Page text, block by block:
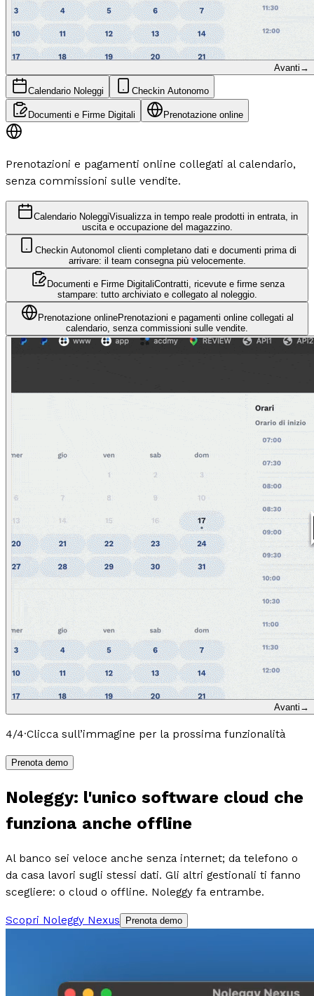
Avanti →
Calendario Noleggi Checkin Autonomo
Documenti e Firme Digitali Prenotazione online
Prenotazioni e pagamenti online collegati al calendario,
senza commissioni sulle vendite.
Calendario NoleggiVisualizza in tempo reale prodotti in entrata, in
uscita e occupazione del magazzino.
Checkin AutonomoI clienti completano dati e documenti prima di
arrivare: il team consegna più velocemente.
Documenti e Firme DigitaliContratti, ricevute e firme senza
stampare: tutto archiviato e collegato al noleggio.
Prenotazione onlinePrenotazioni e pagamenti online collegati al
calendario, senza commissioni sulle vendite.
Avanti →
4/4·Clicca sull’immagine per la prossima funzionalità
Prenota demo
Noleggy: l'unico software cloud che
funziona anche offline
Al banco sei veloce anche senza internet; da telefono o
da casa lavori sugli stessi dati. Gli altri gestionali ti fanno
scegliere: o cloud o offline. Noleggy fa entrambe.
Scopri Noleggy Nexus Prenota demo